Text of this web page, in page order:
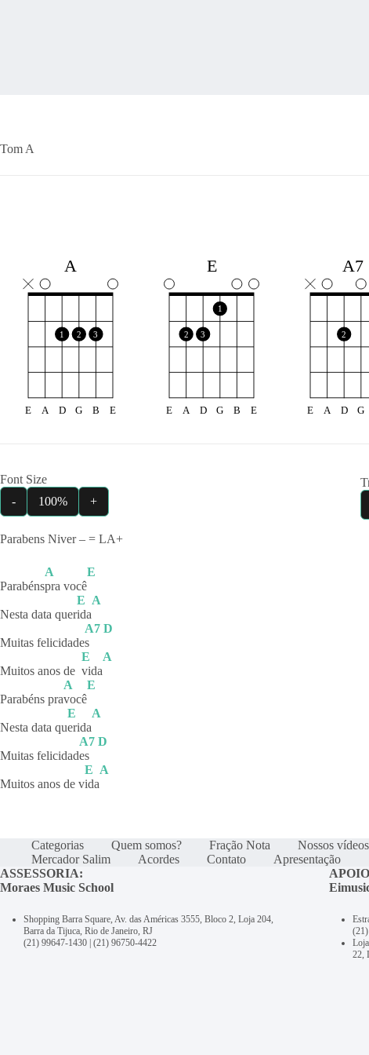
Tom A
A
1 2 3
E A D G B E
E
2 3
1
E A D G B E
A7
2
E A D G
Font Size
-
100% +
Parabens Niver – = LA+
Parabéns
A
pra você
E
Nesta data quer
E
ida
A
Muitas felicidade
A7
s
D
Muitos anos de
E
vida
A
Parabéns pra
A
você
E
Nesta data qu
E
erida
A
Muitas felicidad
A7
es
D
Muitos anos de v
E
ida
A
Categorias Quem somos? Fração Nota Nossos vídeos
Mercador Salim
Acordes Contato
Apresentação
ASSESSORIA:
Moraes Music School
Shopping Barra Square, Av. das Américas 3555, Bloco 2, Loja 204,
Barra da Tijuca, Rio de Janeiro, RJ
(21) 99647-1430 | (21) 96750-4422
22,